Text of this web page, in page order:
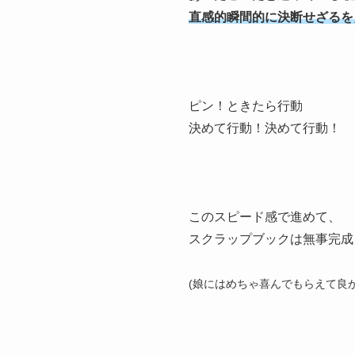
直感的瞬間的に決断せざる
ピン！ときたら行動
決めて行動！決めて行動！
このスピード感で進めて、
スクラップブックは無事完成
(娘にはめちゃ喜んでもらえて良